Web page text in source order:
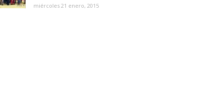
miércoles 21 enero, 2015